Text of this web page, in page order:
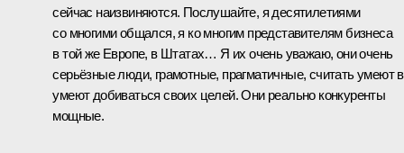
сейчас наизвиняются. Послушайте, я десятилетиями
со многими общался, я ко многим представителям бизнеса
в той же Европе, в Штатах… Я их очень уважаю, они очень
серьёзные люди, грамотные, прагматичные, считать умеют
умеют добиваться своих целей. Они реально конкуренты
мощные.